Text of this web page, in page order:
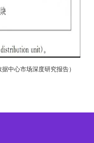
中心市场深度研究报告）